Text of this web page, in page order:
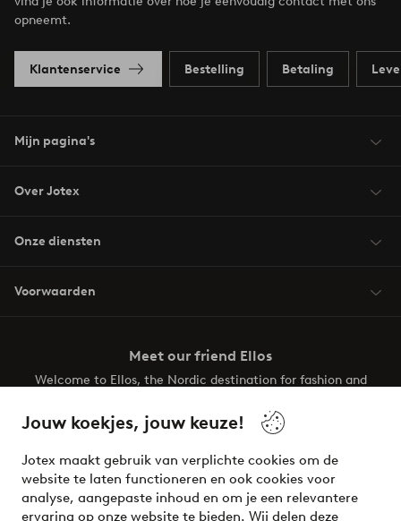
Jouw koekjes, jouw keuze!
Jotex maakt gebruik van verplichte cookies om de
website te laten functioneren en ook cookies voor
analyse, aangepaste inhoud en om je een relevantere
ervaring op onze website te bieden. Wij delen deze
opneemt.
Klantenservice Bestelling Betaling
Mijn pagina's
Over Jotex
Onze diensten
Voorwaarden
Meet our friend Ellos
Welcome to Ellos, the Nordic destination for fashion and
your wardrobe. Your next inspiring look is here!